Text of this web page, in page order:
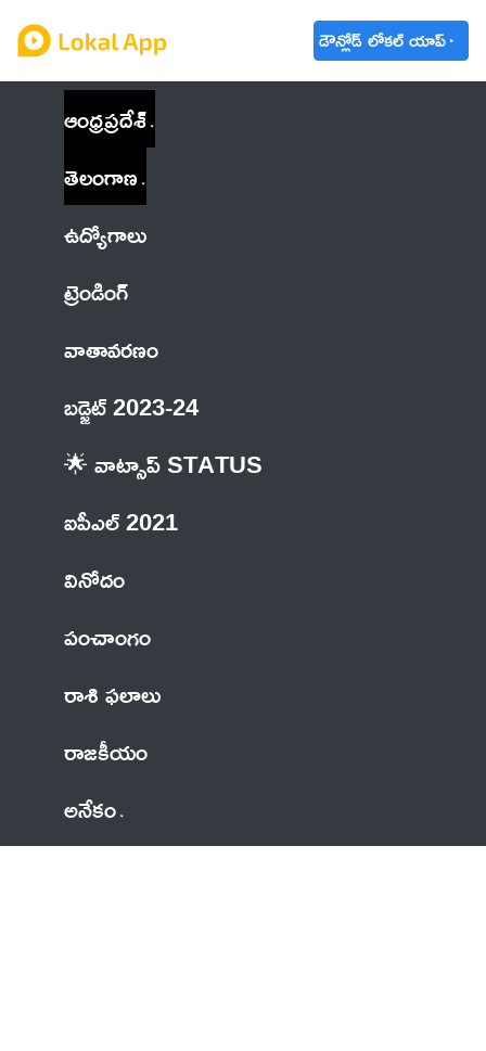
డౌన్లోడ్ లోకల్ యాప్
ఆంధ్రప్రదేశ్
తెలంగాణ
ఉద్యోగాలు
ట్రెండింగ్
వాతావరణం
బడ్జెట్ 2023-24
🌟 వాట్సాప్ STATUS
ఐపీఎల్ 2021
వినోదం
పంచాంగం
రాశి ఫలాలు
రాజకీయం
అనేకం